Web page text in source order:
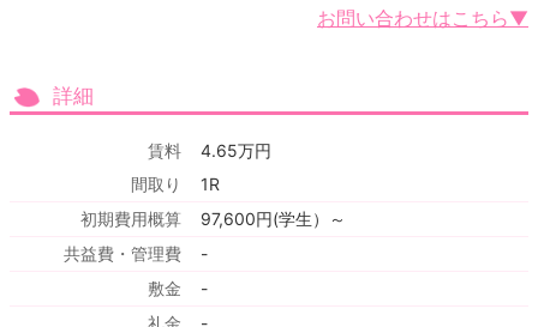
お問い合わせはこちら▼
詳細
賃料
4.65万円
間取り
1R
初期費用概算
97,600円(学生）～
共益費・管理費
-
敷金
-
礼金
-